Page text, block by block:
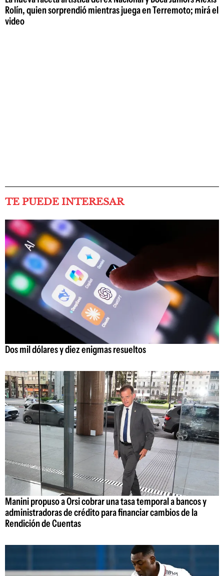
Rolín, quien sorprendió mientras juega en Terremoto; mirá el
video
TE PUEDE INTERESAR
Dos mil dólares y diez enigmas resueltos
Manini propuso a Orsi cobrar una tasa temporal a bancos y
administradoras de crédito para financiar cambios de la
Rendición de Cuentas